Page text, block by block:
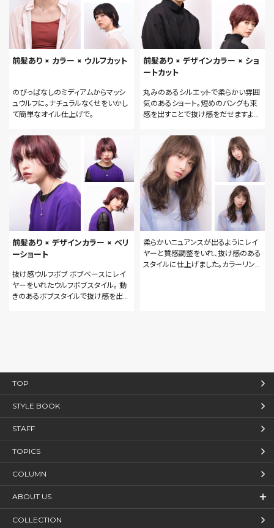
前髪あり × カラー × ウルフカット
のびっぱなしのミディアムからマッシ
ュウルフに。ナチュラルなくせをいかし
て簡単なオイル仕上げで。
前髪あり × デザインカラー × ショ
ートカット
丸みのあるシルエットで柔らかい雰囲
気のあるショート。短めのバングも束
感を出すことで抜け感をだせますよ。
が得意です。
前髪あり × デザインカラー × ベリ
ーショート
抜け感ウルフボブ ボブベースにレイ
ヤーをいれたウルフボブスタイル。 動
きのあるボブスタイルで抜け感を出し
アオイルで。
柔らかいニュアンスが出るようにレイ
ヤーと質感調整をいれ、抜け感のある
スタイルに仕上げました。カラーリング
TOP
STYLE BOOK
STAFF
TOPICS
COLUMN
ABOUT US
COLLECTION